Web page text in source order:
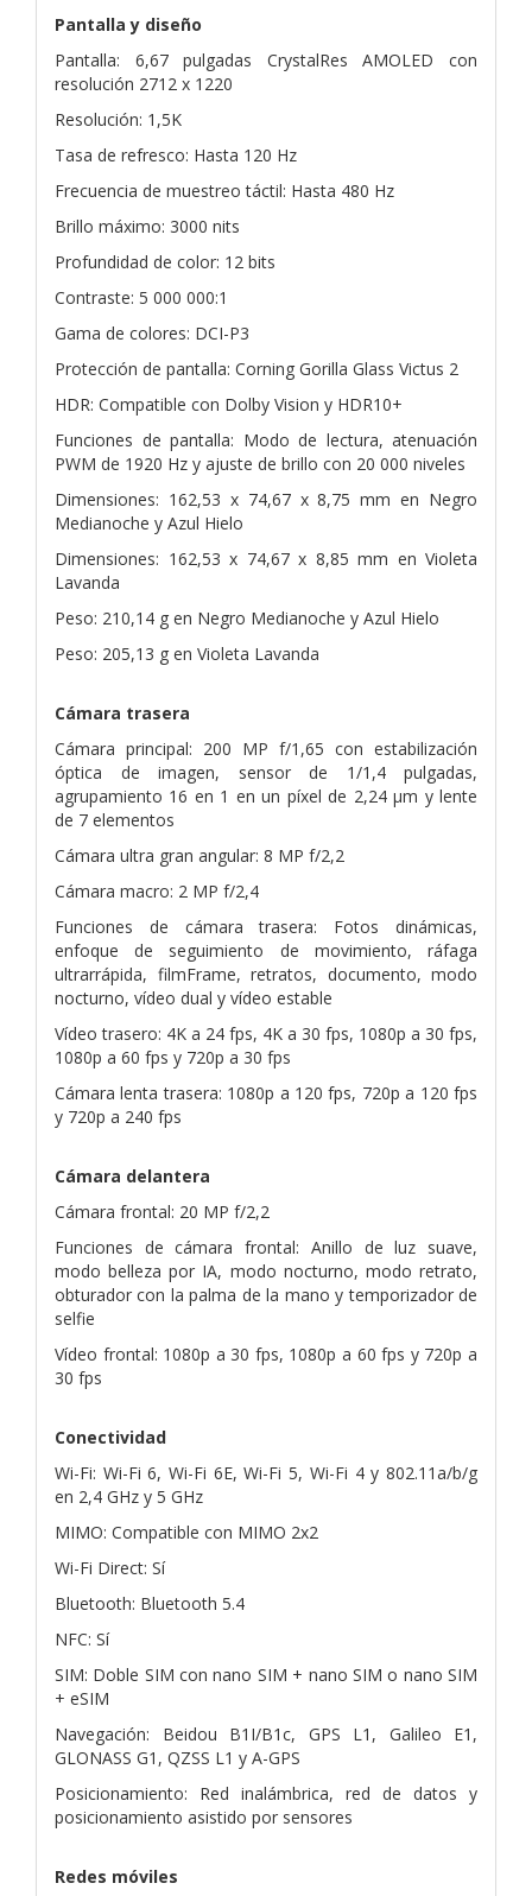
Pantalla y diseño
Pantalla: 6,67 pulgadas CrystalRes AMOLED con
resolución 2712 x 1220
Resolución: 1,5K
Tasa de refresco: Hasta 120 Hz
Frecuencia de muestreo táctil: Hasta 480 Hz
Brillo máximo: 3000 nits
Profundidad de color: 12 bits
Contraste: 5 000 000:1
Gama de colores: DCI-P3
Protección de pantalla: Corning Gorilla Glass Victus 2
HDR: Compatible con Dolby Vision y HDR10+
Funciones de pantalla: Modo de lectura, atenuación
PWM de 1920 Hz y ajuste de brillo con 20 000 niveles
Dimensiones: 162,53 x 74,67 x 8,75 mm en Negro
Medianoche y Azul Hielo
Dimensiones: 162,53 x 74,67 x 8,85 mm en Violeta
Lavanda
Peso: 210,14 g en Negro Medianoche y Azul Hielo
Peso: 205,13 g en Violeta Lavanda
Cámara trasera
Cámara principal: 200 MP f/1,65 con estabilización
óptica de imagen, sensor de 1/1,4 pulgadas,
agrupamiento 16 en 1 en un píxel de 2,24 μm y lente
de 7 elementos
Cámara ultra gran angular: 8 MP f/2,2
Cámara macro: 2 MP f/2,4
Funciones de cámara trasera: Fotos dinámicas,
enfoque de seguimiento de movimiento, ráfaga
ultrarrápida, filmFrame, retratos, documento, modo
nocturno, vídeo dual y vídeo estable
Vídeo trasero: 4K a 24 fps, 4K a 30 fps, 1080p a 30 fps,
1080p a 60 fps y 720p a 30 fps
Cámara lenta trasera: 1080p a 120 fps, 720p a 120 fps
y 720p a 240 fps
Cámara delantera
Cámara frontal: 20 MP f/2,2
Funciones de cámara frontal: Anillo de luz suave,
modo belleza por IA, modo nocturno, modo retrato,
obturador con la palma de la mano y temporizador de
selfie
Vídeo frontal: 1080p a 30 fps, 1080p a 60 fps y 720p a
30 fps
Conectividad
Wi-Fi: Wi-Fi 6, Wi-Fi 6E, Wi-Fi 5, Wi-Fi 4 y 802.11a/b/g
en 2,4 GHz y 5 GHz
MIMO: Compatible con MIMO 2x2
Wi-Fi Direct: Sí
Bluetooth: Bluetooth 5.4
NFC: Sí
SIM: Doble SIM con nano SIM + nano SIM o nano SIM
+ eSIM
Navegación: Beidou B1I/B1c, GPS L1, Galileo E1,
GLONASS G1, QZSS L1 y A-GPS
Posicionamiento: Red inalámbrica, red de datos y
posicionamiento asistido por sensores
Redes móviles